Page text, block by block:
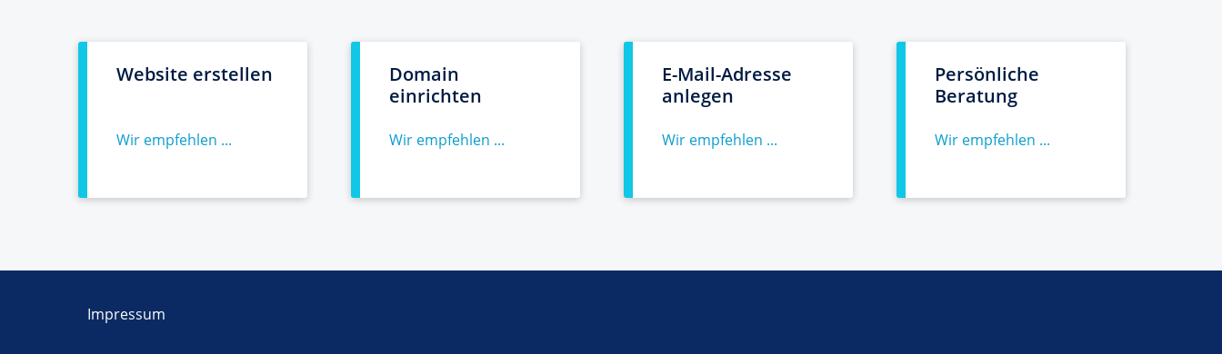
Website erstellen
Wir empfehlen ...
Domain
einrichten
Wir empfehlen ...
E-Mail-Adresse
anlegen
Wir empfehlen ...
Persönliche
Beratung
Wir empfehlen ...
Impressum